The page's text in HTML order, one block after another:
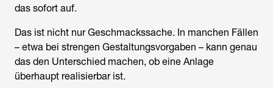
das sofort auf.
Das ist nicht nur Geschmackssache. In manchen Fällen
– etwa bei strengen Gestaltungsvorgaben – kann genau
das den Unterschied machen, ob eine Anlage
überhaupt realisierbar ist.